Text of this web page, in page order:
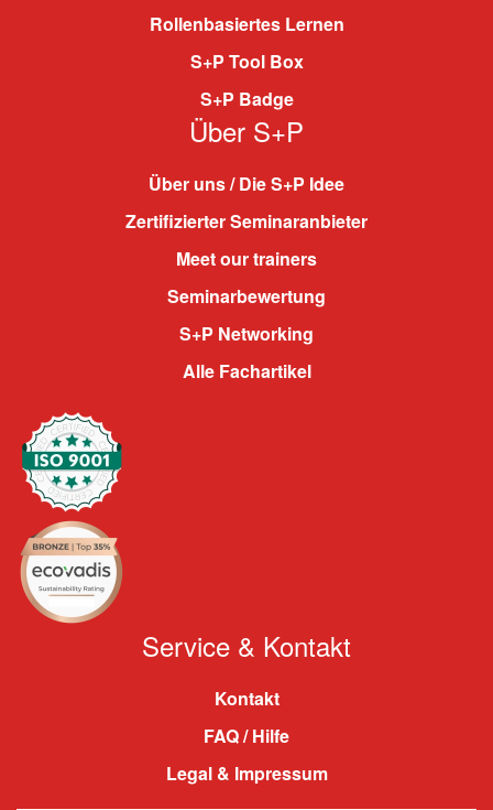
Rollenbasiertes Lernen
S+P Tool Box
S+P Badge
Über S+P
Über uns / Die S+P Idee
Zertifizierter Seminaranbieter
Meet our trainers
Seminarbewertung
S+P Networking
Alle Fachartikel
Service & Kontakt
Kontakt
FAQ / Hilfe
Legal & Impressum